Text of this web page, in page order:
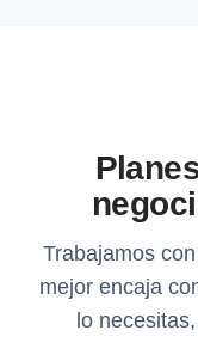
Trabajamos
mejor encaja
lo